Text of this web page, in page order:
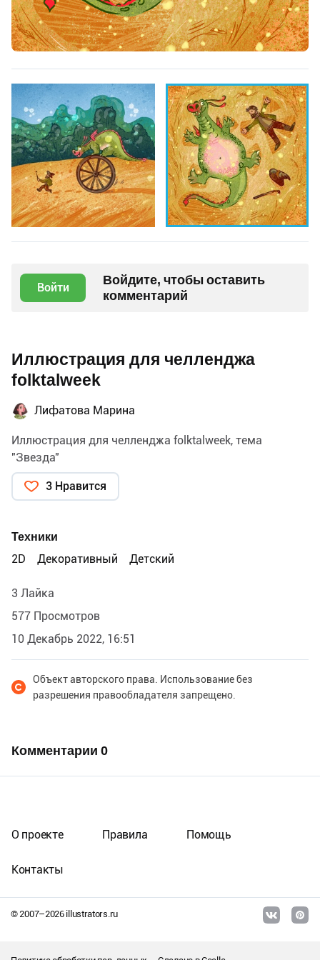
Войти
Войдите, чтобы оставить
комментарий
Иллюстрация для челленджа
folktalweek
Лифатова Марина
Иллюстрация для челленджа folktalweek, тема
"Звезда"
3 Нравится
Техники
2D
Декоративный Детский
3 Лайка
577 Просмотров
10 Декабрь 2022, 16:51
Объект авторского права. Использование без
разрешения правообладателя запрещено.
Комментарии 0
© 2007–2026illustrators.ru
О проекте Правила Помощь
Контакты